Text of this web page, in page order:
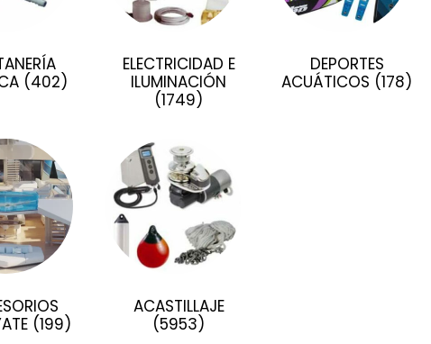
(402)
ELECTRICIDAD E
ILUMINACIÓN
(1749)
DEPORTES
ACUÁTICOS (178)
(199)
ACASTILLAJE
(5953)